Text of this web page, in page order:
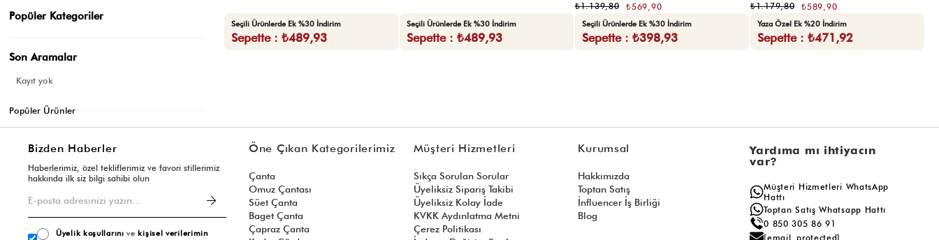
Seçili Ürünlerde Ek %30 İndirim
Sepette : ₺489,93
Seçili Ürünlerde Ek %30 İndirim
Sepette : ₺489,93
₺569,90
₺1.139,80
Seçili Ürünlerde Ek %30 İndirim
Sepette : ₺398,93
₺589,90
₺1.179,80
Yaza Özel Ek %20 İndirim
Sepette : ₺471,92
Bizden Haberler
Haberlerimiz, özel tekliflerimiz ve favori stillerimiz
hakkında ilk siz bilgi sahibi olun
Üyelik koşullarını vekişisel verilerimin
Öne Çıkan Kategorilerimiz
Çanta
Omuz Çantası
Süet Çanta
Baget Çanta
Çapraz Çanta
Müşteri Hizmetleri
Sıkça Sorulan Sorular
Üyeliksiz Sipariş Takibi
Üyeliksiz Kolay İade
KVKK Aydınlatma Metni
Çerez Politikası
Kurumsal
Hakkımızda
Toptan Satış
İnfluencer İş Birliği
Blog
Yardıma mı ihtiyacın
var?
Müşteri Hizmetleri WhatsApp
Hattı
Toptan Satış Whatsapp Hattı
0 850 305 86 91
[email protected]
Popüler Kategoriler
Son Aramalar
Kayıt yok
Popüler Ürünler